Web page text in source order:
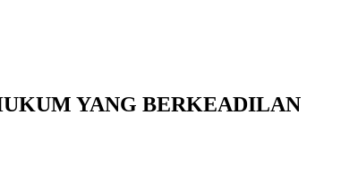
YANG BERKEADILAN